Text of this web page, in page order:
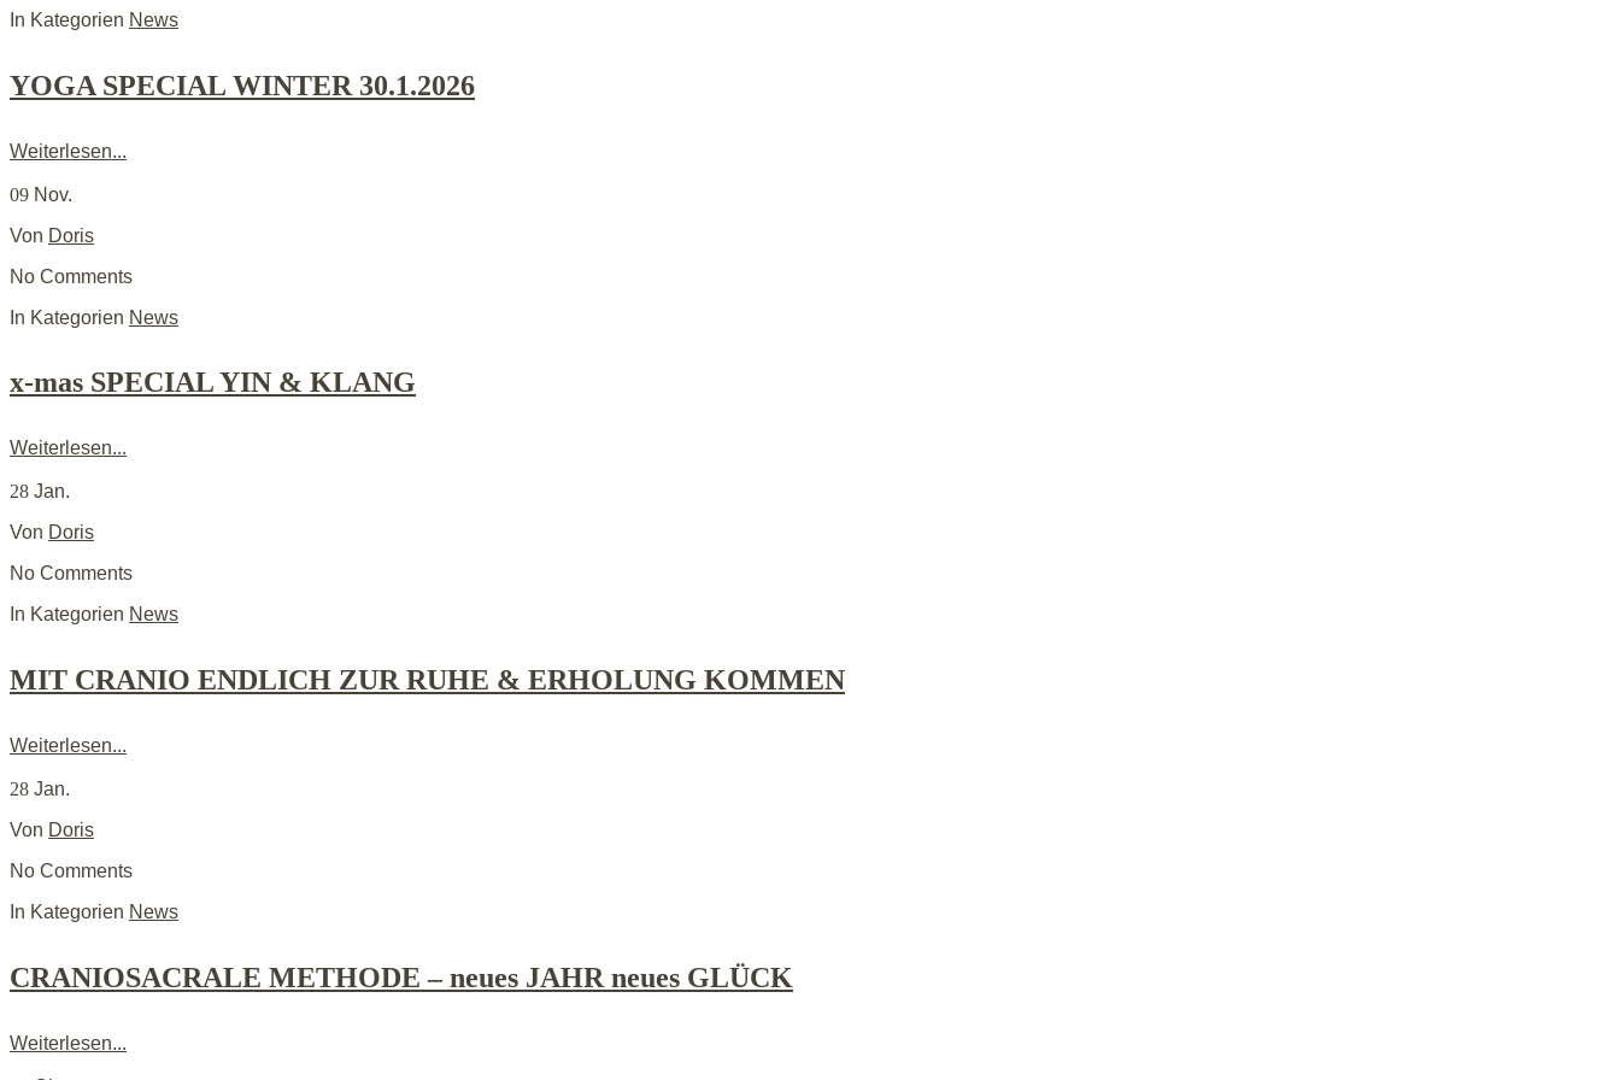
In Kategorien News
YOGA SPECIAL WINTER 30.1.2026
Weiterlesen...
09 Nov.
Von Doris
No Comments
In Kategorien News
x-mas SPECIAL YIN & KLANG
Weiterlesen...
28 Jan.
Von Doris
No Comments
In Kategorien News
MIT CRANIO ENDLICH ZUR RUHE & ERHOLUNG KOMMEN
Weiterlesen...
28 Jan.
Von Doris
No Comments
In Kategorien News
CRANIOSACRALE METHODE – neues JAHR neues GLÜCK
Weiterlesen...